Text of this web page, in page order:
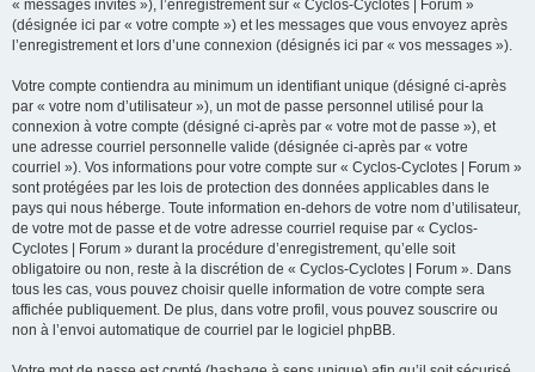
« messages invités »), l’enregistrement sur « Cyclos-Cyclotes | Forum »
(désignée ici par « votre compte ») et les messages que vous envoyez après
l’enregistrement et lors d’une connexion (désignés ici par « vos messages »).
Votre compte contiendra au minimum un identifiant unique (désigné ci-après
par « votre nom d’utilisateur »), un mot de passe personnel utilisé pour la
connexion à votre compte (désigné ci-après par « votre mot de passe »), et
une adresse courriel personnelle valide (désignée ci-après par « votre
courriel »). Vos informations pour votre compte sur « Cyclos-Cyclotes | Forum »
sont protégées par les lois de protection des données applicables dans le
pays qui nous héberge. Toute information en-dehors de votre nom d’utilisateur,
de votre mot de passe et de votre adresse courriel requise par « Cyclos-
Cyclotes | Forum » durant la procédure d’enregistrement, qu’elle soit
obligatoire ou non, reste à la discrétion de « Cyclos-Cyclotes | Forum ». Dans
tous les cas, vous pouvez choisir quelle information de votre compte sera
affichée publiquement. De plus, dans votre profil, vous pouvez souscrire ou
non à l’envoi automatique de courriel par le logiciel phpBB.